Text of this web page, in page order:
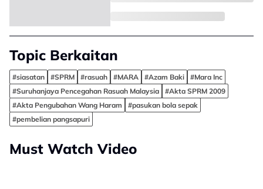
Topic Berkaitan
#siasatan #SPRM #rasuah #MARA #Azam Baki
#Mara Inc
#Suruhanjaya Pencegahan Rasuah Malaysia
#Akta SPRM 2009
#Akta Pengubahan Wang Haram
#pasukan bola sepak
#pembelian pangsapuri
Must Watch Video